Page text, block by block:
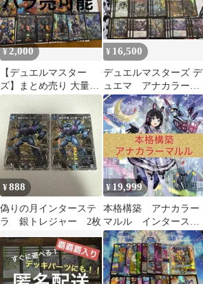
¥2,000
【デュエルマスター
ズ】まとめ売り 大量セ
ット バラ売可能
¥ 16,500
デュエルマスターズ デ
ュエマ アナカラーマ
ルル デッキ売り イン
ターステラ
¥888
偽りの月インターステ
ラ 銀トレジャー 2枚
¥19,999
本格構築 アナカラー
マルル インターステ
ラ